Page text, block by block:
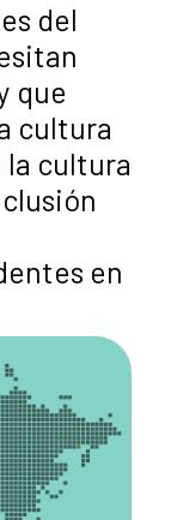
del
que
cultura
la cultura
en